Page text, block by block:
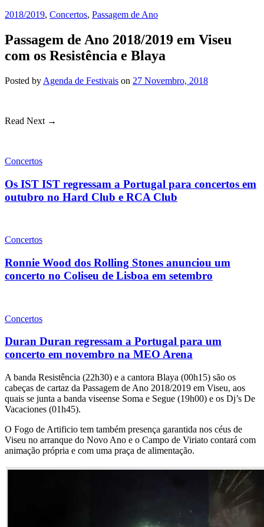
2018/2019, Concertos, Passagem de Ano
Passagem de Ano 2018/2019 em Viseu
com os Resistência e Blaya
Posted by Agenda de Festivais on 27 Novembro, 2018
Read Next →
Concertos
Os IST IST regressam a Portugal para concertos em
outubro no Hard Club e RCA Club
Concertos
Ronnie Wood dos Rolling Stones anunciou um
concerto no Coliseu de Lisboa em setembro
Concertos
Duran Duran regressam a Portugal para um
concerto em novembro na MEO Arena
A banda Resistência (22h30) e a cantora Blaya (00h15) são os
cabeças de cartaz da Passagem de Ano 2018/2019 em Viseu, aos
quais se junta a banda viseense Soma e Segue (19h00) e os Dj’s De
Vacaciones (01h45).
O Fogo de Artificio tem também presença garantida nos céus de
Viseu no arranque do Novo Ano e o Campo de Viria­to contará com
animação própria e com uma praça de alimentação.